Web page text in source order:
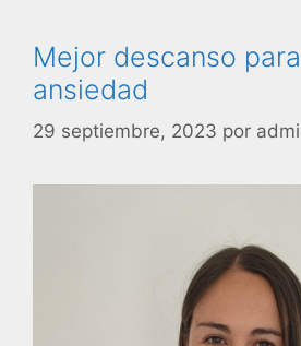
Mejor descanso
ansiedad
29 septiembre, 2023 por